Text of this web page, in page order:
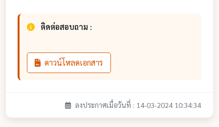
ติดต่อสอบถาม :
ดาวน์โหลดเอกสาร
ลงประกาศเมื่อวันที่ : 14-03-2024 10:34:34